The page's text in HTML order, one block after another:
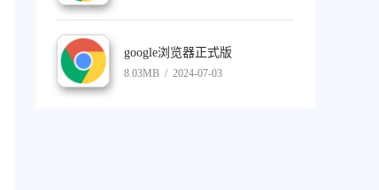
google浏览器正式版
8.03MB / 2024-07-03